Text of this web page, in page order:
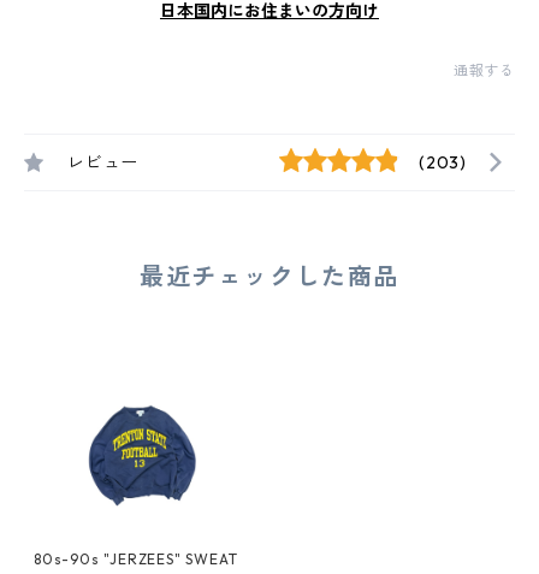
日本国内にお住まいの方向け
通報する
レビュー (203)
最近チェックした商品
80s-90s "JERZEES" SWEAT